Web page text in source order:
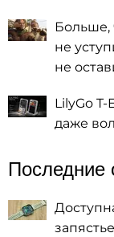
Больше,
не
не
LilyGo T-
даже
Последние